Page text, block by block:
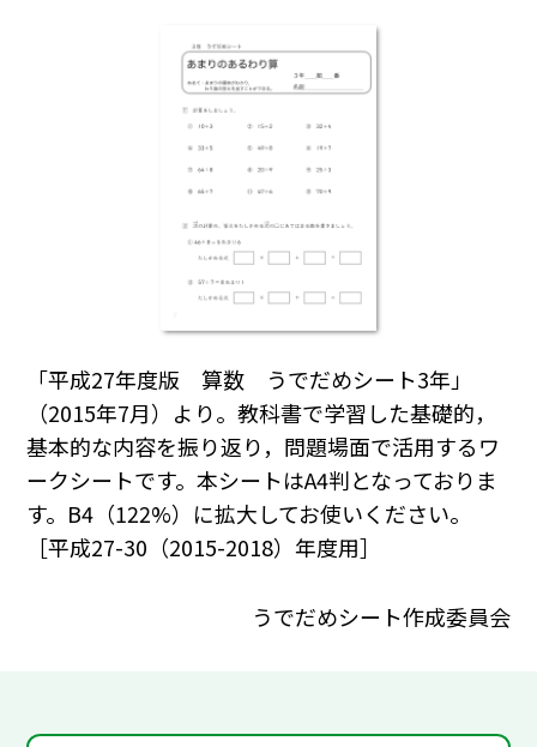
「平成27年度版 算数 うでだめシート3年」
（2015年7月）より。教科書で学習した基礎的，
基本的な内容を振り返り，問題場面で活用するワ
ークシートです。本シートはA4判となっておりま
す。B4（122%）に拡大してお使いください。
［平成27-30（2015-2018）年度用］
うでだめシート作成委員会